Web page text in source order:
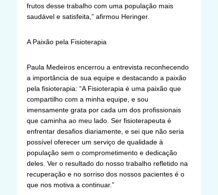
frutos desse trabalho com uma população mais
saudável e satisfeita,” afirmou Heringer.
A Paixão pela Fisioterapia
Paula Medeiros encerrou a entrevista reconhecendo
a importância de sua equipe e destacando a paixão
pela fisioterapia: “A Fisioterapia é uma paixão que
compartilho com a minha equipe, e sou
imensamente grata por cada um dos profissionais
que caminha ao meu lado. Ser fisioterapeuta é
enfrentar desafios diariamente, e sei que não seria
possível oferecer um serviço de qualidade à
população sem o comprometimento e dedicação
deles. Ver o resultado do nosso trabalho refletido na
recuperação e no sorriso dos nossos pacientes é o
que nos motiva a continuar.”